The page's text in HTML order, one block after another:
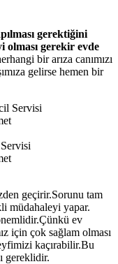
gerektiğini
olması gerekir evde
bir arıza canımızı
gelirse hemen bir
geçirir.Sorunu tam
müdahaleyi yapar.
ev
için çok sağlam olması
kaçırabilir.Bu
gereklidir.